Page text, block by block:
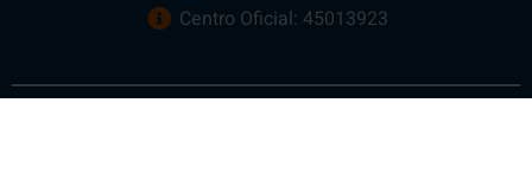
Centro Oficial: 45013923